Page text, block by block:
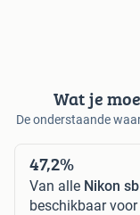
Wat je
De onderstaande
47,2%
Van alle Nikon
beschikbaar